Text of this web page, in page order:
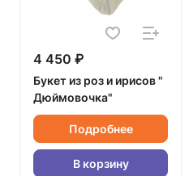
4 450 ₽
Букет из роз и ирисов "
Дюймовочка"
Подробнее
В корзину